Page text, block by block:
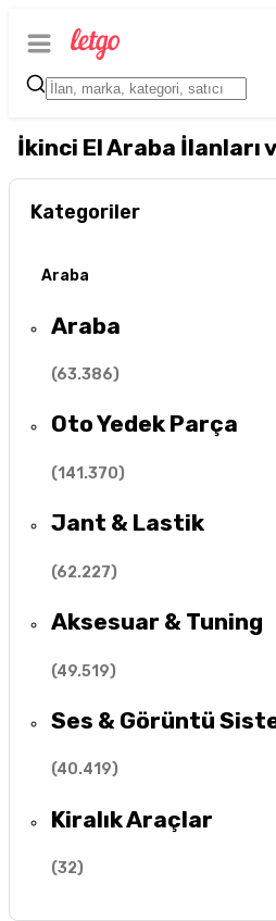
İkinci El Araba İlanları
Kategoriler
Araba
Araba
(63.386)
Oto Yedek Parça
(141.370)
Jant & Lastik
(62.227)
Aksesuar & Tuning
(49.519)
Ses & Görüntü
(40.419)
Kiralık Araçlar
(32)